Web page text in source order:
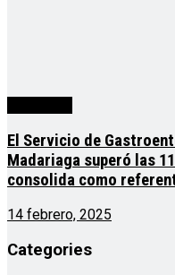
El Servicio de
Madariaga superó las
consolida como
14 febrero, 2025
Categories